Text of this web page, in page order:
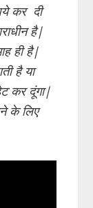
कर दी
है|
ही है|
है या
कर दूंगा|
के लिए